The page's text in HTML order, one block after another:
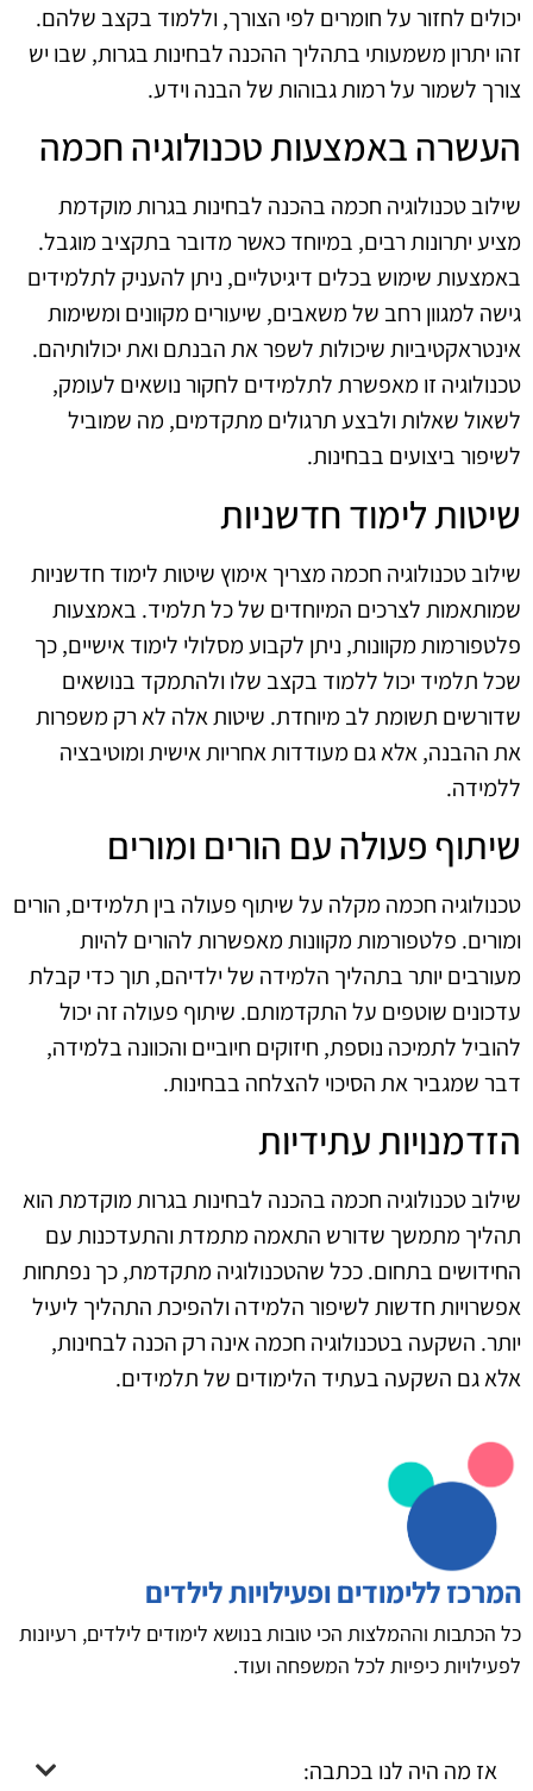
יכולים לחזור על חומרים לפי הצורך, וללמוד בקצב שלהם.
זהו יתרון משמעותי בתהליך ההכנה לבחינות בגרות, שבו יש
צורך לשמור על רמות גבוהות של הבנה וידע.
העשרה באמצעות טכנולוגיה חכמה
שילוב טכנולוגיה חכמה בהכנה לבחינות בגרות מוקדמת
מציע יתרונות רבים, במיוחד כאשר מדובר בתקציב מוגבל.
באמצעות שימוש בכלים דיגיטליים, ניתן להעניק לתלמידים
גישה למגוון רחב של משאבים, שיעורים מקוונים ומשימות
אינטראקטיביות שיכולות לשפר את הבנתם ואת יכולותיהם.
טכנולוגיה זו מאפשרת לתלמידים לחקור נושאים לעומק,
לשאול שאלות ולבצע תרגולים מתקדמים, מה שמוביל
לשיפור ביצועים בבחינות.
שיטות לימוד חדשניות
שילוב טכנולוגיה חכמה מצריך אימוץ שיטות לימוד חדשניות
שמותאמות לצרכים המיוחדים של כל תלמיד. באמצעות
פלטפורמות מקוונות, ניתן לקבוע מסלולי לימוד אישיים, כך
שכל תלמיד יכול ללמוד בקצב שלו ולהתמקד בנושאים
שדורשים תשומת לב מיוחדת. שיטות אלה לא רק משפרות
את ההבנה, אלא גם מעודדות אחריות אישית ומוטיבציה
ללמידה.
שיתוף פעולה עם הורים ומורים
טכנולוגיה חכמה מקלה על שיתוף פעולה בין תלמידים, הורים
ומורים. פלטפורמות מקוונות מאפשרות להורים להיות
מעורבים יותר בתהליך הלמידה של ילדיהם, תוך כדי קבלת
עדכונים שוטפים על התקדמותם. שיתוף פעולה זה יכול
להוביל לתמיכה נוספת, חיזוקים חיוביים והכוונה בלמידה,
דבר שמגביר את הסיכוי להצלחה בבחינות.
הזדמנויות עתידיות
שילוב טכנולוגיה חכמה בהכנה לבחינות בגרות מוקדמת הוא
תהליך מתמשך שדורש התאמה מתמדת והתעדכנות עם
החידושים בתחום. ככל שהטכנולוגיה מתקדמת, כך נפתחות
אפשרויות חדשות לשיפור הלמידה ולהפיכת התהליך ליעיל
יותר. השקעה בטכנולוגיה חכמה אינה רק הכנה לבחינות,
אלא גם השקעה בעתיד הלימודים של תלמידים.
המרכז ללימודים ופעילויות לילדים
כל הכתבות וההמלצות הכי טובות בנושא לימודים לילדים, רעיונות
לפעילויות כיפיות לכל המשפחה ועוד.
אז מה היה לנו בכתבה: